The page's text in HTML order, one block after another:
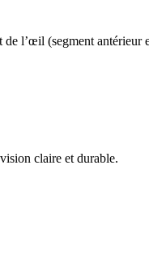
de l’œil (segment antérieur
claire et durable.